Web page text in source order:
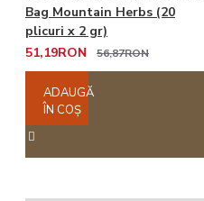
Bag Mountain Herbs (20
plicuri x 2 gr)
51,19RON
56,87RON
ADAUGĂ
ÎN COŞ